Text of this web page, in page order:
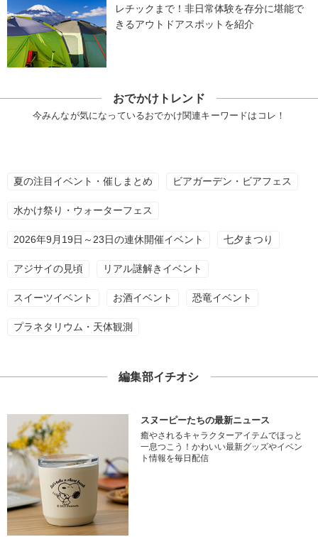
レチックまで！非日常体験を存分に堪能で
きるアウトドアスポットを紹介
おでかけトレンド
今みんなが気になっているおでかけ関連キーワードはコレ！
夏の注目イベント・催しまとめ ビアガーデン・ビアフェス
水かけ祭り・ウォーターフェス
2026年9月19日～23日の連休開催イベント 七夕まつり
アジサイの見頃 リアル謎解きイベント
スイーツイベント お酒イベント 恐竜イベント
プラネタリウム・天体観測
編集部イチオシ
スヌーピーたちの最新ニュース
癒やされるキャラクターアイテムでほっと
一息つこう！かわいい最新グッズやイベン
ト情報を毎日配信